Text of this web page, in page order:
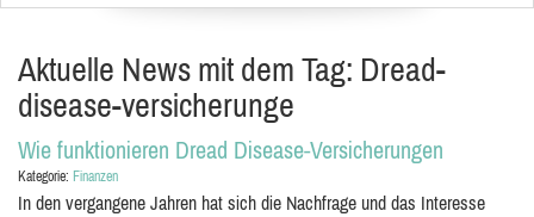
Aktuelle News mit dem Tag: Dread-
disease-versicherunge
Wie funktionieren Dread Disease-Versicherungen
Kategorie: Finanzen
In den vergangene Jahren hat sich die Nachfrage und das Interesse